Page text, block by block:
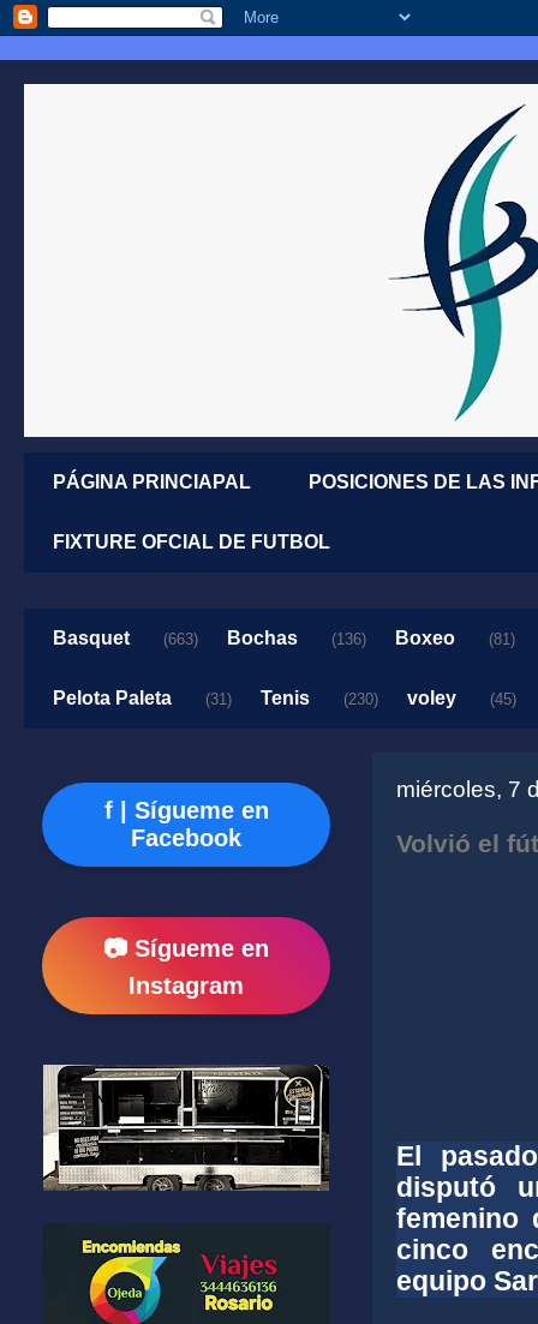
PÁGINA PRINCIAPAL POSICIONES DE LAS
FIXTURE OFCIAL DE FUTBOL
Basquet (663) Bochas (136) Boxeo (81)
Pelota Paleta (31) Tenis (230) voley (45)
miércoles, 7
Volvió el
El
disputó
femenino
cinco
equipo
f | Sígueme en
Facebook
📷 Sígueme en
Instagram